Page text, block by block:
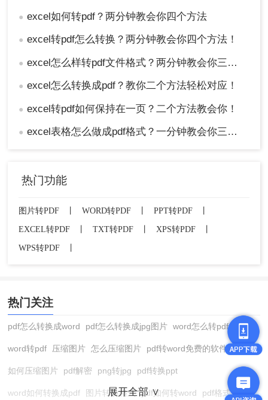
● excel如何转pdf？两分钟教会你四个方法
● excel转pdf怎么转换？两分钟教会你四个方法！
● excel怎么样转pdf文件格式？两分钟教会你三种方法
● excel怎么转换成pdf？教你二个方法轻松对应！
● excel转pdf如何保持在一页？二个方法教会你！
● excel表格怎么做成pdf格式？一分钟教会你三个方法！
热门功能
图片转PDF WORD转PDF PPT转PDF
EXCEL转PDF
TXT转PDF XPS转PDF
WPS转PDF
热门关注
pdf怎么转换成word pdf怎么转换成jpg图片 word怎么转pdf
word转pdf 压缩图片 怎么压缩图片 pdf转word免费的软件
如何压缩图片 pdf解密 png转jpg pdf转换ppt
word如何转换成pdf 图片转换格式 pdf如何转word pdf格式转换
展开全部 ∨